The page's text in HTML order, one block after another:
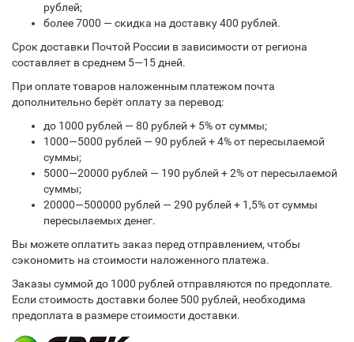
рублей;
более 7000 — скидка на доставку 400 рублей.
Срок доставки Почтой России в зависимости от региона
составляет в среднем 5—15 дней.
При оплате товаров наложенным платежом почта
дополнительно берёт оплату за перевод:
до 1000 рублей — 80 рублей + 5% от суммы;
1000—5000 рублей — 90 рублей + 4% от пересылаемой
суммы;
5000—20000 рублей — 190 рублей + 2% от пересылаемой
суммы;
20000—500000 рублей — 290 рублей + 1,5% от суммы
пересылаемых денег.
Вы можете оплатить заказ перед отправлением, чтобы
сэкономить на стоимости наложенного платежа.
Заказы суммой до 1000 рублей отправляются по предоплате.
Если стоимость доставки более 500 рублей, необходима
предоплата в размере стоимости доставки.